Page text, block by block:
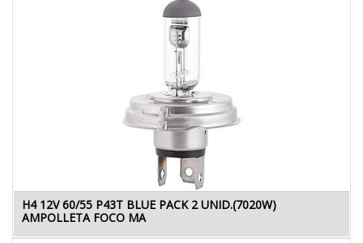
H4 12V 60/55 P43T BLUE PACK 2 UNID.(7020W)
AMPOLLETA FOCO MA